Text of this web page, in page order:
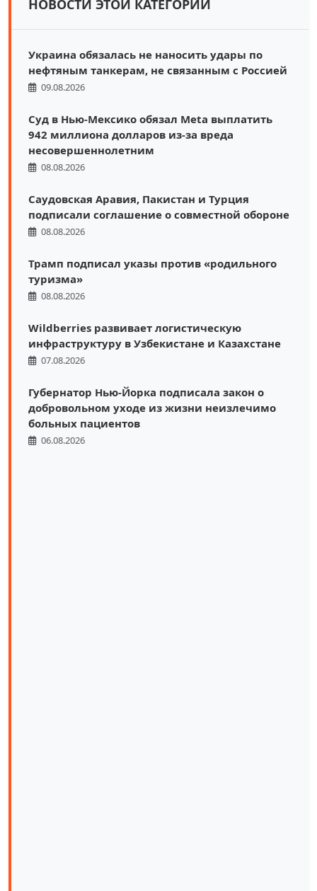
НОВОСТИ ЭТОЙ КАТЕГОРИИ
Украина обязалась не наносить удары по
нефтяным танкерам, не связанным с Россией
09.08.2026
Суд в Нью-Мексико обязал Meta выплатить
942 миллиона долларов из-за вреда
несовершеннолетним
08.08.2026
Саудовская Аравия, Пакистан и Турция
подписали соглашение о совместной обороне
08.08.2026
Трамп подписал указы против «родильного
туризма»
08.08.2026
Wildberries развивает логистическую
инфраструктуру в Узбекистане и Казахстане
07.08.2026
Губернатор Нью-Йорка подписала закон о
добровольном уходе из жизни неизлечимо
больных пациентов
06.08.2026